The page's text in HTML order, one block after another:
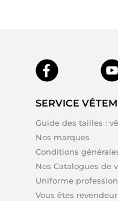
SERVICE
Guide des tailles :
Nos marques
Conditions
Nos Catalogues de
Uniforme
Vous êtes